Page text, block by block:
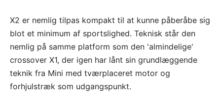
X2 er nemlig tilpas kompakt til at kunne påberåbe sig
blot et minimum af sportslighed. Teknisk står den
nemlig på samme platform som den 'almindelige'
crossover X1, der igen har lånt sin grundlæggende
teknik fra Mini med tværplaceret motor og
forhjulstræk som udgangspunkt.